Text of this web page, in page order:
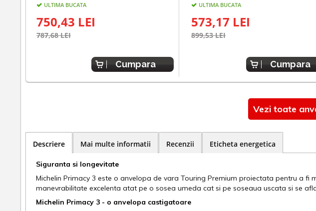
ULTIMA BUCATA
750,43 LEI
787,68 LEI
Cumpara
ULTIMA BUCATA
573,17 LEI
899,53 LEI
Cumpara
Vezi toate
Descriere Mai multe informatii Recenzii Eticheta energetica
Siguranta si longevitate
Michelin Primacy 3 este o anvelopa de vara Touring Premium proiectata pentru a
manevrabilitate excelenta atat pe o sosea umeda cat si pe soseaua uscata si se
Michelin Primacy 3 - o anvelopa castigatoare